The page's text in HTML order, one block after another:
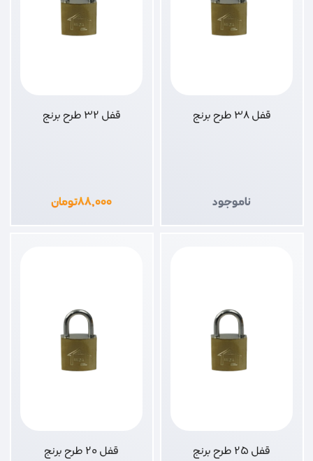
قفل 38 طرح برنج
ناموجود
قفل 32 طرح برنج
۸۸,۰۰۰تومان
قفل 25 طرح برنج قفل 20 طرح برنج